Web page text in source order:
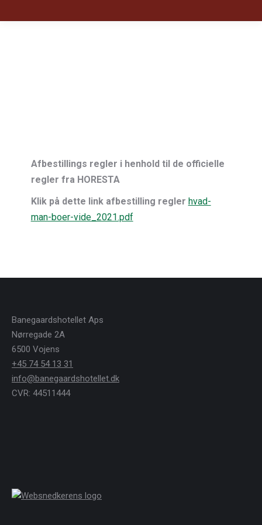
Afbestillings regler i henhold til de officielle
regler fra HORESTA
Klik på dette link afbestilling regler hvad-
man-boer-vide_2021.pdf
Banegaardshotellet Aps
Nørregade 2A
6500 Vojens
+45 74 54 13 31
info@banegaardshotellet.dk
CVR: 44511444